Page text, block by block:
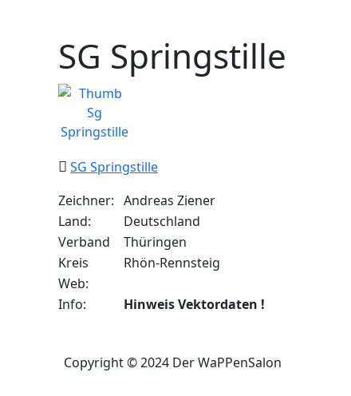
SG Springstille
SG Springstille
Zeichner: Andreas Ziener
Land:
Deutschland
Verband
Thüringen
Kreis
Rhön-Rennsteig
Web:
Info:
Hinweis Vektordaten !
Copyright © 2024 Der WaPPenSalon